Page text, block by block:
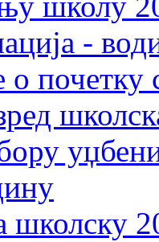
-
почетку
школску